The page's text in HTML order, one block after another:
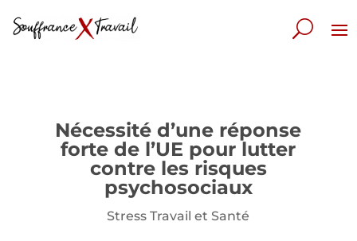
Nécessité d’une réponse
forte de l’UE pour lutter
contre les risques
psychosociaux
Stress Travail et Santé